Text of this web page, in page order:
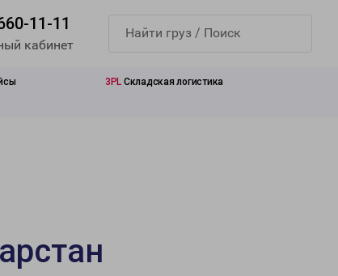
11-11
кабинет
3PL Складская логистика